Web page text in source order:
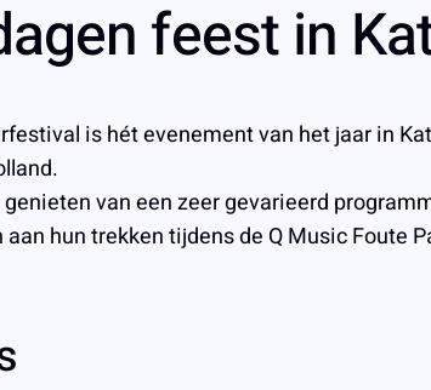
feest in
is hét evenement van het jaar in
van een zeer gevarieerd
hun trekken tijdens de Q Music Foute